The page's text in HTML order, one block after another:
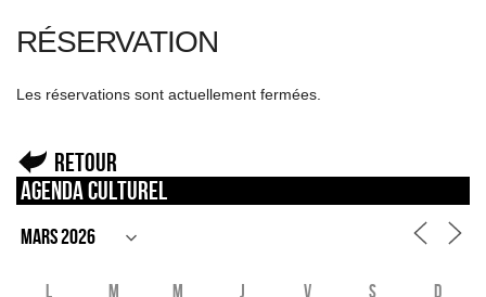
RÉSERVATION
Les réservations sont actuellement fermées.
Retour
Agenda culturel
L M M J V S D